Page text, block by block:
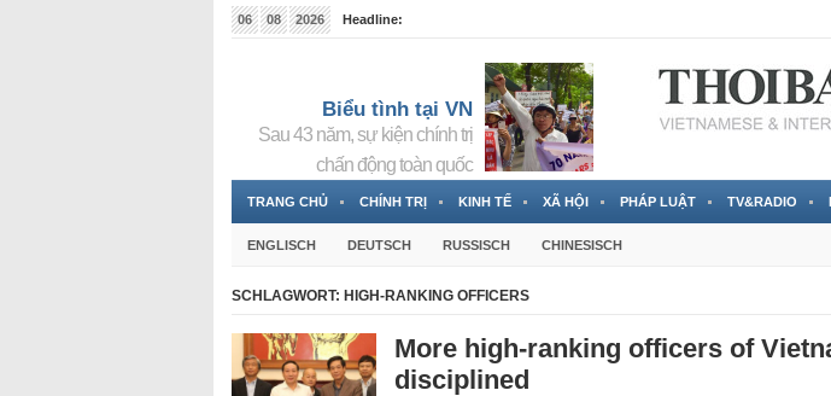
06 08 2026
Headline:
Biểu tình tại VN
Sau 43 năm, sự kiện chính trị
chấn động toàn quốc
TRANG CHỦ CHÍNH TRỊ KINH TẾ XÃ HỘI PHÁP LUẬT TV&RADIO
ENGLISCH DEUTSCH RUSSISCH CHINESISCH
SCHLAGWORT: HIGH-RANKING OFFICERS
More high-ranking officers of
disciplined